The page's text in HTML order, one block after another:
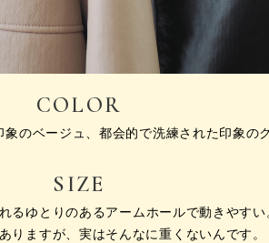
COLOR
象のベージュ、都会的で洗練された印象の
SIZE
るゆとりのあるアームホールで動きやすい
りますが、実はそんなに重くないんです。